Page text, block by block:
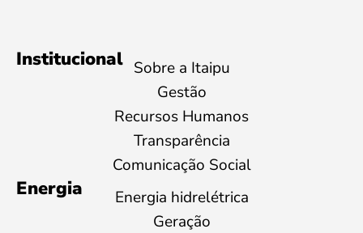
Institucional Sobre a Itaipu
Gestão
Recursos Humanos
Transparência
Comunicação Social
Energia
Energia hidrelétrica
Geração